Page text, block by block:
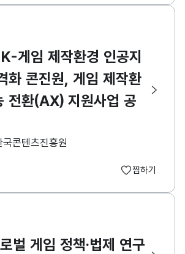
게임 제작환경 인공지
화 콘진원, 게임 제작환
전환(AX) 지원사업 공
관
국콘텐츠진흥원
찜하기
벌 게임 정책·법제 연구